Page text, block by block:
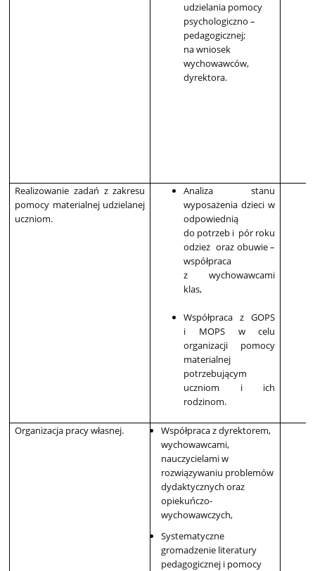
udzielania pomocy
psychologiczno –
pedagogicznej;
na wniosek
wychowawców,
dyrektora.
Realizowanie zadań z zakresu
pomocy materialnej udzielanej
uczniom.
Analiza stanu
wyposażenia dzieci w
odpowiednią
do potrzeb i pór roku
odzież oraz obuwie –
współpraca
z wychowawcami
klas,
Współpraca z GOPS
i MOPS w celu
organizacji pomocy
materialnej
potrzebującym
uczniom i ich
rodzinom.
Organizacja pracy własnej.
Współpraca z dyrektorem,
wychowawcami,
nauczycielami w
rozwiązywaniu problemów
dydaktycznych oraz
opiekuńczo-
wychowawczych,
Systematyczne
gromadzenie literatury
pedagogicznej i pomocy